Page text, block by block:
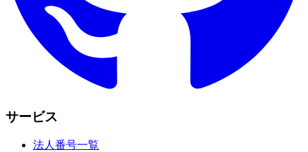
サービス
法人番号一覧